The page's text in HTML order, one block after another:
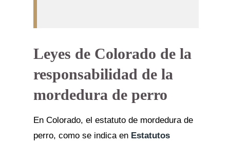
Leyes de Colorado de la
responsabilidad de la
mordedura de perro
En Colorado, el estatuto de mordedura de
perro, como se indica en Estatutos